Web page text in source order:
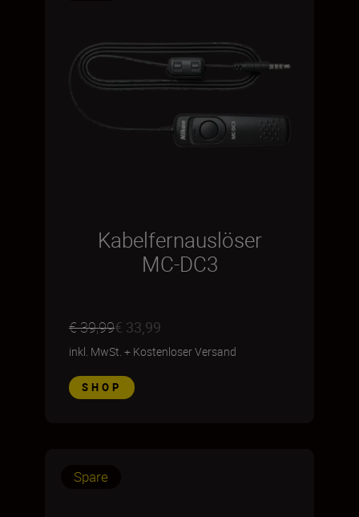
Kabelfernauslöser
MC-DC3
€ 39,99€ 33,99
inkl. MwSt. + Kostenloser Versand
SHOP
Spare